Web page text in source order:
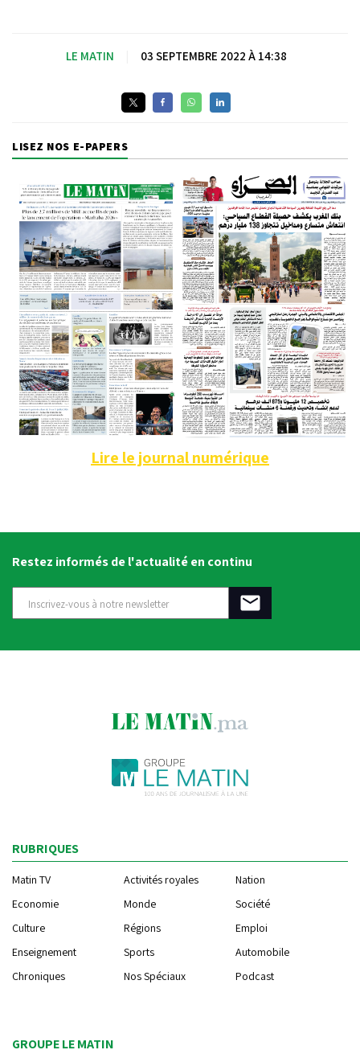
LE MATIN 03 SEPTEMBRE 2022 À 14:38
LISEZ NOS E-PAPERS
Lire le journal numérique
Restez informés de l'actualité en continu
RUBRIQUES
Matin TV Activités royales
Nation
Economie
Monde
Société
Culture
Régions
Emploi
Enseignement
Sports
Automobile
Chroniques
Nos Spéciaux Podcast
GROUPE LE MATIN